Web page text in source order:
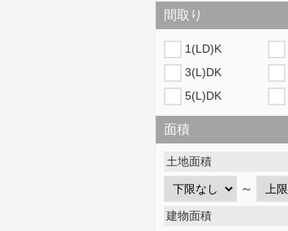
間取り
1(LD)K
3(L)DK
5(L)DK
面積
土地面積
～
建物面積